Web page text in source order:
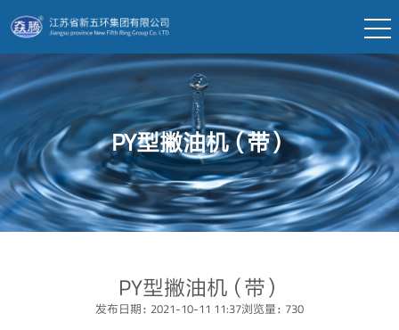
PY型撇油机（带）
PY型撇油机（带）
发布日期：2021-10-11 11:37浏览量：730